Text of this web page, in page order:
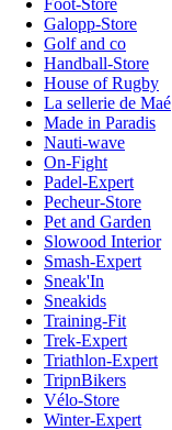
Foot-Store
Galopp-Store
Golf and co
Handball-Store
House of Rugby
La sellerie de Maé
Made in Paradis
Nauti-wave
On-Fight
Padel-Expert
Pecheur-Store
Pet and Garden
Slowood Interior
Smash-Expert
Sneak'In
Sneakids
Training-Fit
Trek-Expert
Triathlon-Expert
TripnBikers
Vélo-Store
Winter-Expert